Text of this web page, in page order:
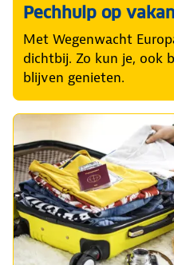
Pechhulp op
Met Wegenwacht
dichtbij. Zo kun je, ook
blijven genieten.